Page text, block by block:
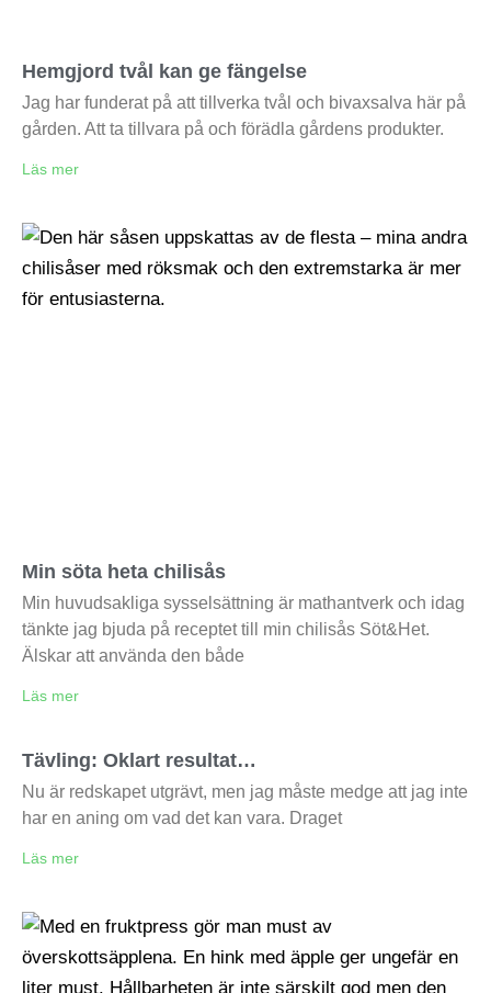
Hemgjord tvål kan ge fängelse
Jag har funderat på att tillverka tvål och bivaxsalva här på
gården. Att ta tillvara på och förädla gårdens produkter.
Läs mer
Min söta heta chilisås
Min huvudsakliga sysselsättning är mathantverk och idag
tänkte jag bjuda på receptet till min chilisås Söt&Het.
Älskar att använda den både
Läs mer
Tävling: Oklart resultat…
Nu är redskapet utgrävt, men jag måste medge att jag inte
har en aning om vad det kan vara. Draget
Läs mer